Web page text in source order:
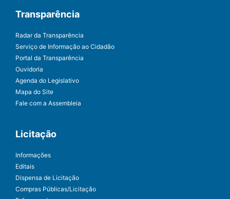
Transparência
Radar da Transparência
Serviço de Informação ao Cidadão
Portal da Transparência
Ouvidoria
Agenda do Legislativo
Mapa do Site
Fale com a Assembleia
Licitação
Informações
Editais
Dispensa de Licitação
Compras Públicas/Licitação